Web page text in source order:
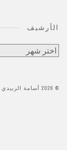
الأرشيف
الأرشيف
© 2026 أسامة الزبيدي